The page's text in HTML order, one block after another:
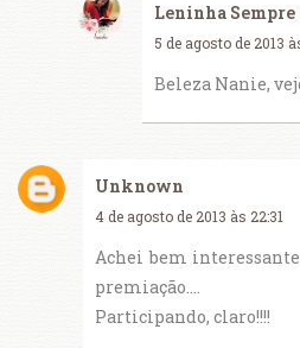
Leninha
5 de agosto de 2013
Beleza Nanie,
Unknown
4 de agosto de 2013 às 22:31
Achei bem
premiação....
Participando, claro!!!!